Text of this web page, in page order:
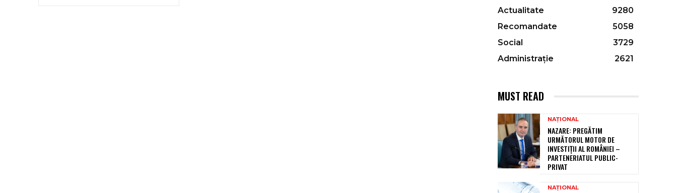
Actualitate
9280
Recomandate
5058
Social
3729
Administrație
2621
MUST READ
NAȚIONAL
NAZARE: PREGĂTIM
URMĂTORUL MOTOR DE
INVESTIȚII AL ROMÂNIEI –
PARTENERIATUL PUBLIC-
PRIVAT
NAȚIONAL